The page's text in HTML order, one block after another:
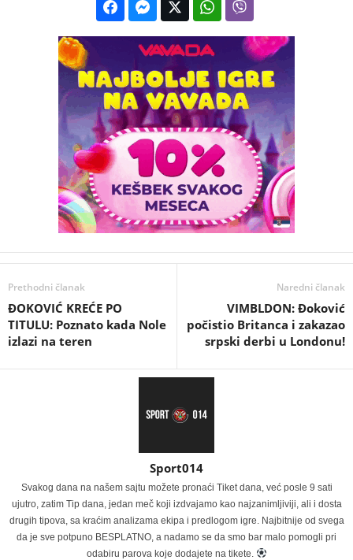
Prethodni članak
ĐOKOVIĆ KREĆE PO
TITULU: Poznato kada Nole
izlazi na teren
Naredni članak
VIMBLDON: Đoković
počistio Britanca i zakazao
srpski derbi u Londonu!
Sport014
Svakog dana na našem sajtu možete pronaći Tiket dana, već posle 9 sati
ujutro, zatim Tip dana, jedan meč koji izdvajamo kao najzanimljiviji, ali i dosta
drugih tipova, sa kraćim analizama ekipa i predlogom igre. Najbitnije od svega
da je sve potpuno BESPLATNO, a nadamo se da smo bar malo pomogli pri
odabiru parova koje dodajete na tikete.